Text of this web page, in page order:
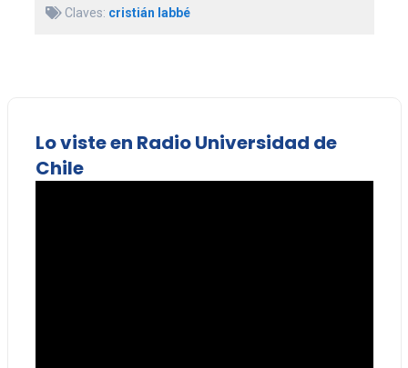
Claves: cristián labbé
Lo viste en Radio Universidad de
Chile